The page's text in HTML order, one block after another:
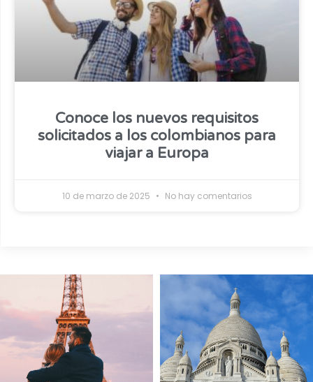
Conoce los nuevos requisitos
solicitados a los colombianos para
viajar a Europa
10 de marzo de 2025 No hay comentarios